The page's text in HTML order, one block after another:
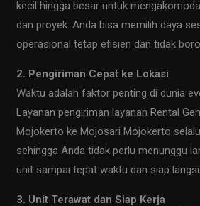
kecil hingga besar untuk
dan proyek. Anda bisa memilih daya
operasional tetap efisien dan tidak
2. Pengiriman Cepat ke Lokasi
Waktu adalah faktor penting di dunia
Layanan pengiriman layanan Rental
Mojokerto ke Mojosari Mojokerto
sehingga Anda tidak perlu menunggu
unit sampai tepat waktu dan siap
3. Unit Terawat dan Siap Kerja